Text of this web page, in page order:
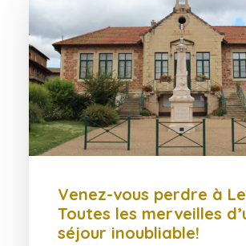
Venez-vous perdre à
Toutes les merveilles
séjour inoubliable!